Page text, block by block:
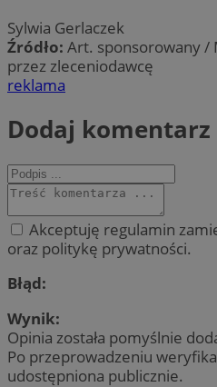
Sylwia Gerlaczek
Źródło: Art. sponsorowany /
przez zleceniodawcę
reklama
Dodaj komentarz
Akceptuję regulamin
oraz politykę prywatności.
Błąd:
Wynik:
Opinia została pomyślnie
Po przeprowadzeniu
udostępniona publicznie.